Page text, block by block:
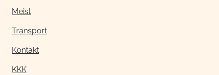
Meist
Transport
Kontakt
KKK